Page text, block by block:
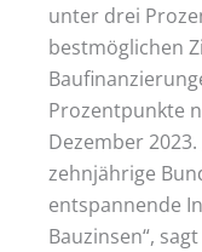
unter drei
bestmöglichen
Prozentpunkte
Dezember
zehnjährige
entspannende
Bauzinsen“,